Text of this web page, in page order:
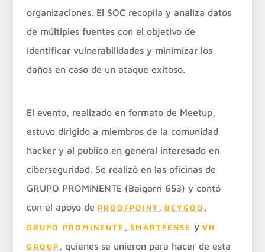
organizaciones. El SOC recopila y analiza datos
de múltiples fuentes con el objetivo de
identificar vulnerabilidades y minimizar los
daños en caso de un ataque exitoso.
El evento, realizado en formato de Meetup,
estuvo dirigido a miembros de la comunidad
hacker y al público en general interesado en
ciberseguridad. Se realizó en las oficinas de
GRUPO PROMINENTE (Baigorri 653) y contó
con el apoyo de PROOFPOINT , BEYGOO ,
GRUPO PROMINENTE , SMARTFENSE y VH
GROUP , quienes se unieron para hacer de esta